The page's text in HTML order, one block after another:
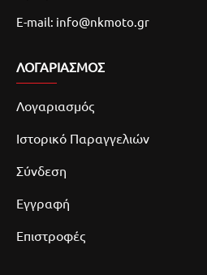
E-mail: info@nkmoto.gr
ΛΟΓΑΡΙΑΣΜΌΣ
Λογαριασμός
Ιστορικό Παραγγελιών
Σύνδεση
Εγγραφή
Επιστροφές